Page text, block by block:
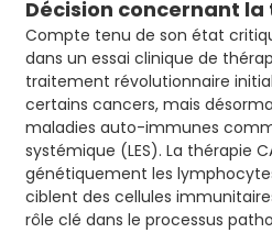
Décision concernant la
Compte tenu de son état
dans un essai clinique de
traitement révolutionnaire
certains cancers, mais
maladies auto-immunes
systémique (LES). La thérapie
génétiquement les
ciblent des cellules
rôle clé dans le processus